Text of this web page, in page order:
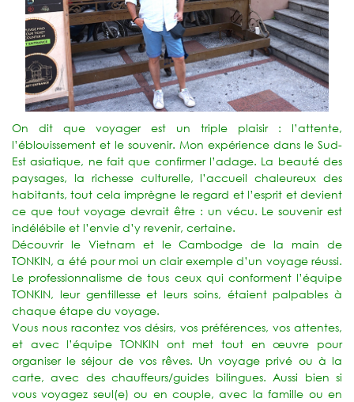
On dit que voyager est un triple plaisir : l’attente,
l’éblouissement et le souvenir. Mon expérience dans le Sud-
Est asiatique, ne fait que confirmer l’adage. La beauté des
paysages, la richesse culturelle, l’accueil chaleureux des
habitants, tout cela imprègne le regard et l’esprit et devient
ce que tout voyage devrait être : un vécu. Le souvenir est
indélébile et l’envie d’y revenir, certaine.
Découvrir le Vietnam et le Cambodge de la main de
TONKIN, a été pour moi un clair exemple d’un voyage réussi.
Le professionnalisme de tous ceux qui conforment l’équipe
TONKIN, leur gentillesse et leurs soins, étaient palpables à
chaque étape du voyage.
Vous nous racontez vos désirs, vos préférences, vos attentes,
et avec l’équipe TONKIN ont met tout en œuvre pour
organiser le séjour de vos rêves. Un voyage privé ou à la
carte, avec des chauffeurs/guides bilingues. Aussi bien si
vous voyagez seul(e) ou en couple, avec la famille ou en